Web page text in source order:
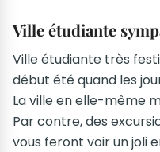
Ville étudiante
Ville étudiante très
début été quand les
La ville en elle-même
Par contre, des
vous feront voir un joli